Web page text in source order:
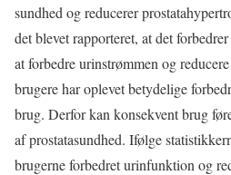
sundhed og reducerer
det blevet rapporteret, at det
at forbedre urinstrømmen og
brugere har oplevet betydelige
brug. Derfor kan konsekvent brug
af prostatasundhed. Ifølge
brugerne forbedret urinfunktion og